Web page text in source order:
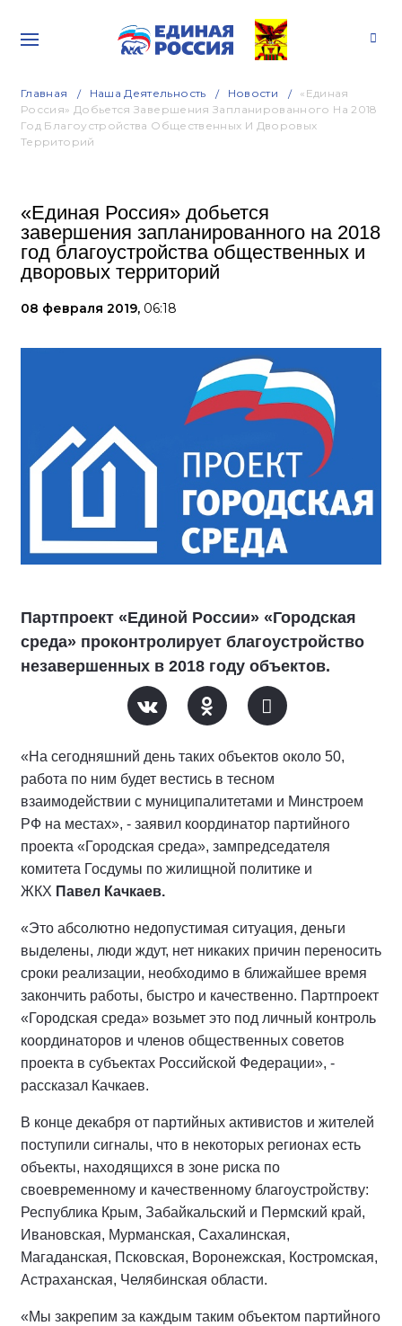
Главная Наша Деятельность Новости
«Единая
Россия» Добьется Завершения Запланированного На 2018
Год Благоустройства Общественных И Дворовых
Территорий
«Единая Россия» добьется
завершения запланированного на 2018
год благоустройства общественных и
дворовых территорий
08 февраля 2019, 06:18
Партпроект «Единой России» «Городская
среда» проконтролирует благоустройство
незавершенных в 2018 году объектов.
«На сегодняшний день таких объектов около 50,
работа по ним будет вестись в тесном
взаимодействии с муниципалитетами и Минстроем
РФ на местах», - заявил координатор партийного
проекта «Городская среда», зампредседателя
комитета Госдумы по жилищной политике и
ЖКХ Павел Качкаев.
«Это абсолютно недопустимая ситуация, деньги
выделены, люди ждут, нет никаких причин переносить
сроки реализации, необходимо в ближайшее время
закончить работы, быстро и качественно. Партпроект
«Городская среда» возьмет это под личный контроль
координаторов и членов общественных советов
проекта в субъектах Российской Федерации», -
рассказал Качкаев.
В конце декабря от партийных активистов и жителей
поступили сигналы, что в некоторых регионах есть
объекты, находящихся в зоне риска по
своевременному и качественному благоустройству:
Республика Крым, Забайкальский и Пермский край,
Ивановская, Мурманская, Сахалинская,
Магаданская, Псковская, Воронежская, Костромская,
Астраханская, Челябинская области.
«Мы закрепим за каждым таким объектом партийного